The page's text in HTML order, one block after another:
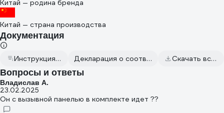
Китай — родина бренда
Китай — страна производства
Документация
Инструкция по эксплуатации Декларация о соответствии от 2024.07.22 Скачать всю документацию
Вопросы и ответы
Владислав А.
23.02.2025
Он с вызывной панелью в комплекте идет ??